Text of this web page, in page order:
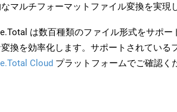
マルチフォーマットファイル変換を実現
は数百種類のファイル形式をサポー
換を効率化します。サポートされている
Cloud プラットフォームでご確認く